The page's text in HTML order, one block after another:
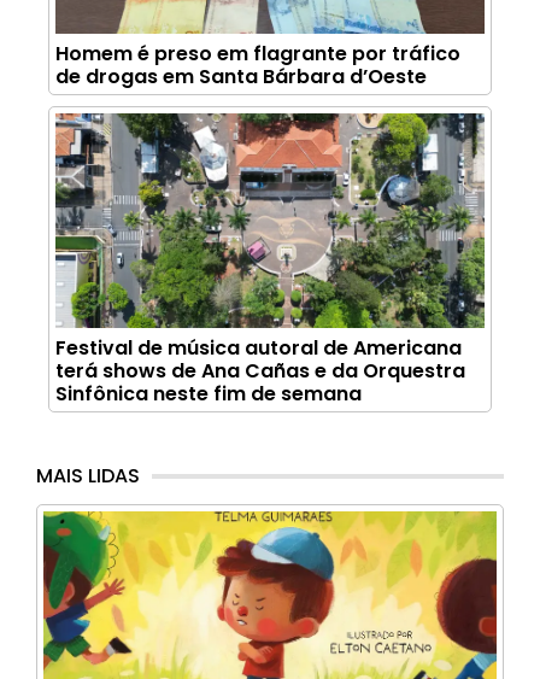
Homem é preso em flagrante por tráfico
de drogas em Santa Bárbara d’Oeste
Festival de música autoral de Americana
terá shows de Ana Cañas e da Orquestra
Sinfônica neste fim de semana
MAIS LIDAS